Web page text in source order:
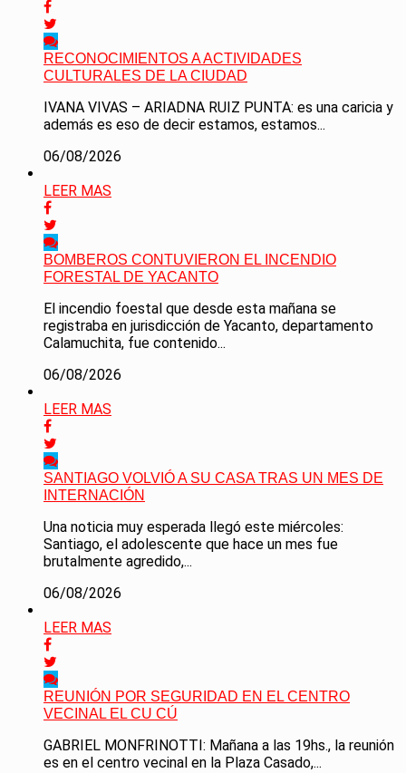
RECONOCIMIENTOS A ACTIVIDADES
CULTURALES DE LA CIUDAD
IVANA VIVAS – ARIADNA RUIZ PUNTA: es una caricia y
además es eso de decir estamos, estamos...
06/08/2026
LEER MAS
BOMBEROS CONTUVIERON EL INCENDIO
FORESTAL DE YACANTO
El incendio foestal que desde esta mañana se
registraba en jurisdicción de Yacanto, departamento
Calamuchita, fue contenido...
06/08/2026
LEER MAS
SANTIAGO VOLVIÓ A SU CASA TRAS UN MES DE
INTERNACIÓN
Una noticia muy esperada llegó este miércoles:
Santiago, el adolescente que hace un mes fue
brutalmente agredido,...
06/08/2026
LEER MAS
REUNIÓN POR SEGURIDAD EN EL CENTRO
VECINAL EL CU CÚ
GABRIEL MONFRINOTTI: Mañana a las 19hs., la reunión
es en el centro vecinal en la Plaza Casado,...